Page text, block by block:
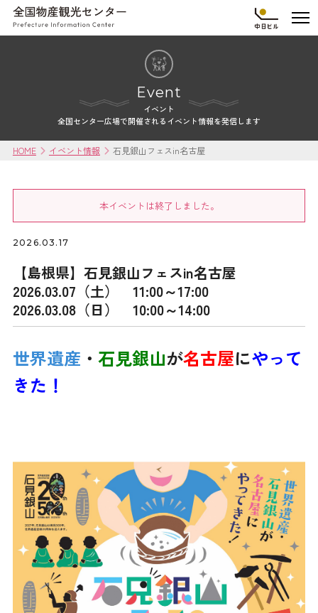
Event
イベント
全国センター広場で開催されるイベント情報を発信します
HOME イベント情報 石見銀山フェスin名古屋
本イベントは終了しました。
2026.03.17
【島根県】石見銀山フェスin名古屋
2026.03.07（土） 11:00～17:00
2026.03.08（日） 10:00～14:00
世界遺産 ・ 石見銀山が名古屋にやって
きた！